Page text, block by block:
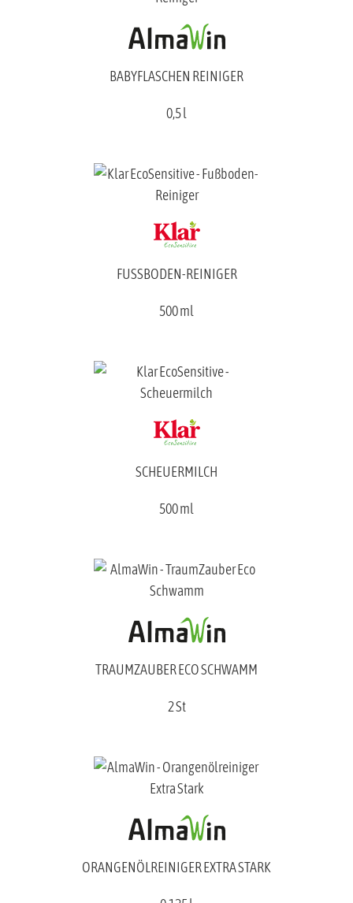
BABYFLASCHEN REINIGER
0,5 l
FUSSBODEN-REINIGER
500 ml
SCHEUERMILCH
500 ml
TRAUMZAUBER ECO SCHWAMM
2 St
ORANGENÖLREINIGER EXTRA STARK